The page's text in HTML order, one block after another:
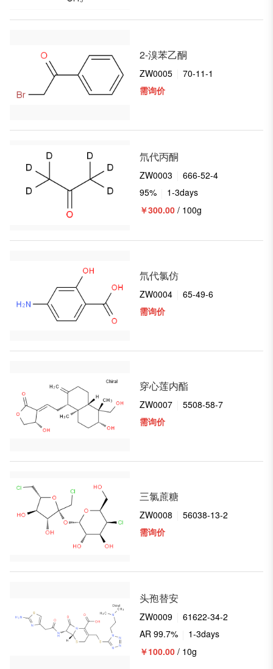
2-溴苯乙酮
ZW0005
70-11-1
需询价
氘代丙酮
ZW0003
666-52-4
95%
1-3days
￥300.00 / 100g
氘代氯仿
ZW0004
65-49-6
需询价
穿心莲内酯
ZW0007
5508-58-7
需询价
三氯蔗糖
ZW0008
56038-13-2
需询价
头孢替安
ZW0009
61622-34-2
AR 99.7%
1-3days
￥100.00 / 10g